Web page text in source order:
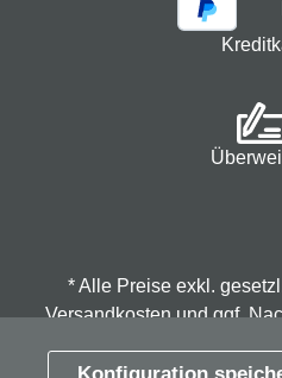
* Alle Preise exkl.
Versandkostenund ggf.